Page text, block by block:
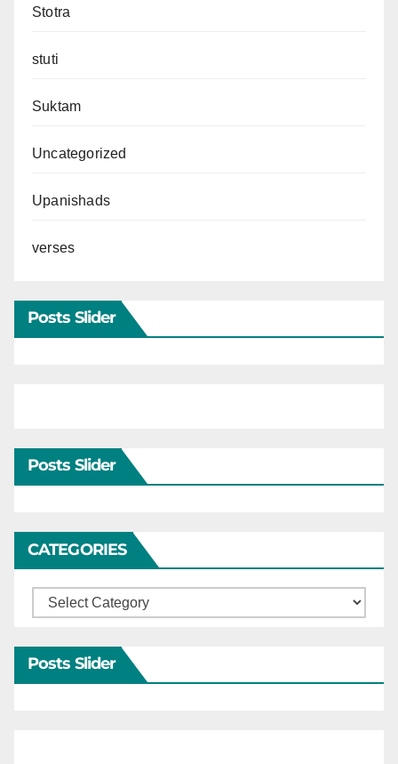
Stotra
stuti
Suktam
Uncategorized
Upanishads
verses
Posts Slider
Posts Slider
CATEGORIES
Categories
Posts Slider